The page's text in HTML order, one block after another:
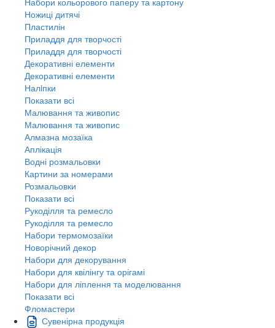
Ножиці дитячі
Пластилін
Приладдя для творчості
Приладдя для творчості
Декоративні елементи
Декоративні елементи
Налiпки
Показати всі
Малювання та живопис
Малювання та живопис
Алмазна мозаїка
Аплікація
Водні розмальовки
Картини за номерами
Розмальовки
Показати всі
Рукоділля та ремесло
Рукоділля та ремесло
Набори термомозаїки
Новорічний декор
Набори для декорування
Набори для квілінгу та орігамі
Набори для ліплення та моделювання
Показати всі
Фломастери
Сувенірна продукція